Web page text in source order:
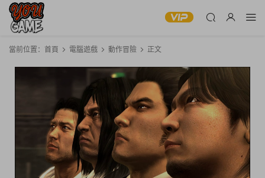
當前位置： 首頁 電腦遊戲 動作冒險 正文